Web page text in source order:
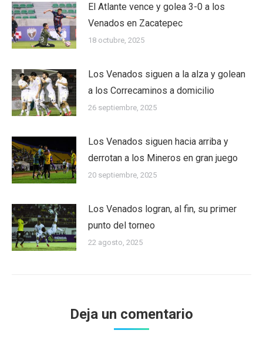
El Atlante vence y golea 3-0 a los
Venados en Zacatepec
18 octubre, 2025
Los Venados siguen a la alza y golean
a los Correcaminos a domicilio
26 septiembre, 2025
Los Venados siguen hacia arriba y
derrotan a los Mineros en gran juego
20 septiembre, 2025
Los Venados logran, al fin, su primer
punto del torneo
22 agosto, 2025
Deja un comentario